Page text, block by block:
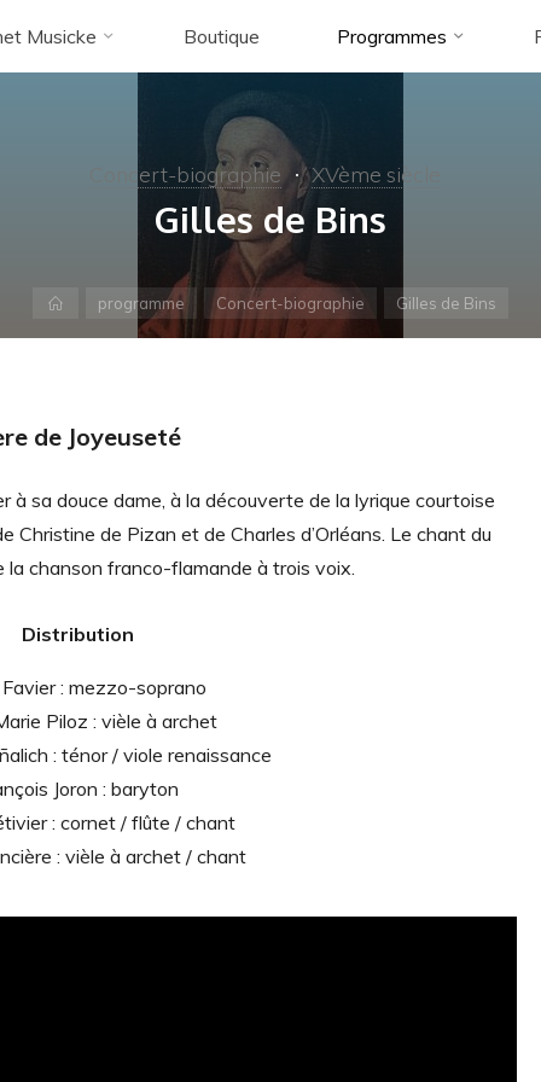
Musicke Boutique Programmes
Concert-biographie XVème siècle
Gilles de Bins
Accueilprogramme Concert-biographie Gilles de Bins
de Joyeuseté​​​​​​​​​​​​
à sa douce dame, à la découverte de la lyrique courtoise
Christine de Pizan et de Charles d’Orléans. Le chant du
chanson franco-flamande à trois voix.​​
Distribution
: mezzo-soprano
Piloz : vièle à archet
: ténor / viole renaissance
Joron : baryton
: cornet / flûte / chant
: vièle à archet / chant